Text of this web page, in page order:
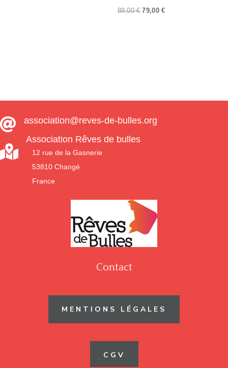
89,00€ Le
79,00 €Le
 association@reves-de-bulles.org

Association Rêves de bulles
12 rue de la Gasnerie
53810 Changé
France
Contact
MENTIONS LÉGALES
CGV